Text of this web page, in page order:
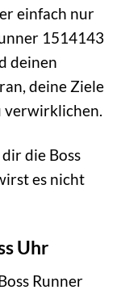
einfach nur
1514143
deinen
deine Ziele
verwirklichen.
die Boss
es nicht
Uhr
Runner